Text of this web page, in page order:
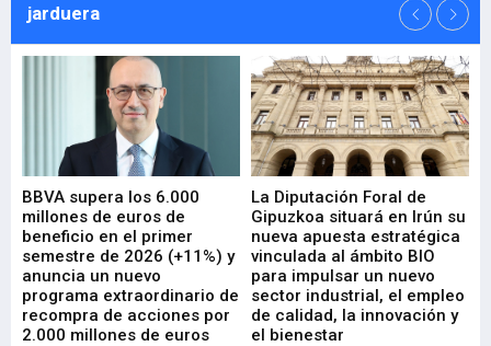
jarduera
BBVA supera los 6.000
millones de euros de
beneficio en el primer
semestre de 2026 (+11%) y
anuncia un nuevo
programa extraordinario de
recompra de acciones por
2.000 millones de euros
La Diputación Foral de
Gipuzkoa situará en Irún su
nueva apuesta estratégica
vinculada al ámbito BIO
para impulsar un nuevo
sector industrial, el empleo
de calidad, la innovación y
el bienestar